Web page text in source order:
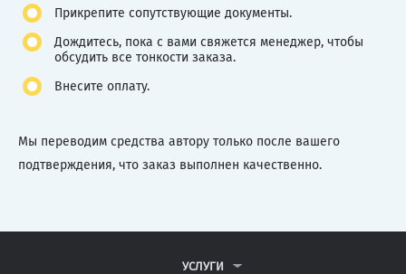
Прикрепите сопутствующие документы.
Дождитесь, пока с вами свяжется менеджер, чтобы
обсудить все тонкости заказа.
Внесите оплату.
Мы переводим средства автору только после вашего
подтверждения, что заказ выполнен качественно.
УСЛУГИ